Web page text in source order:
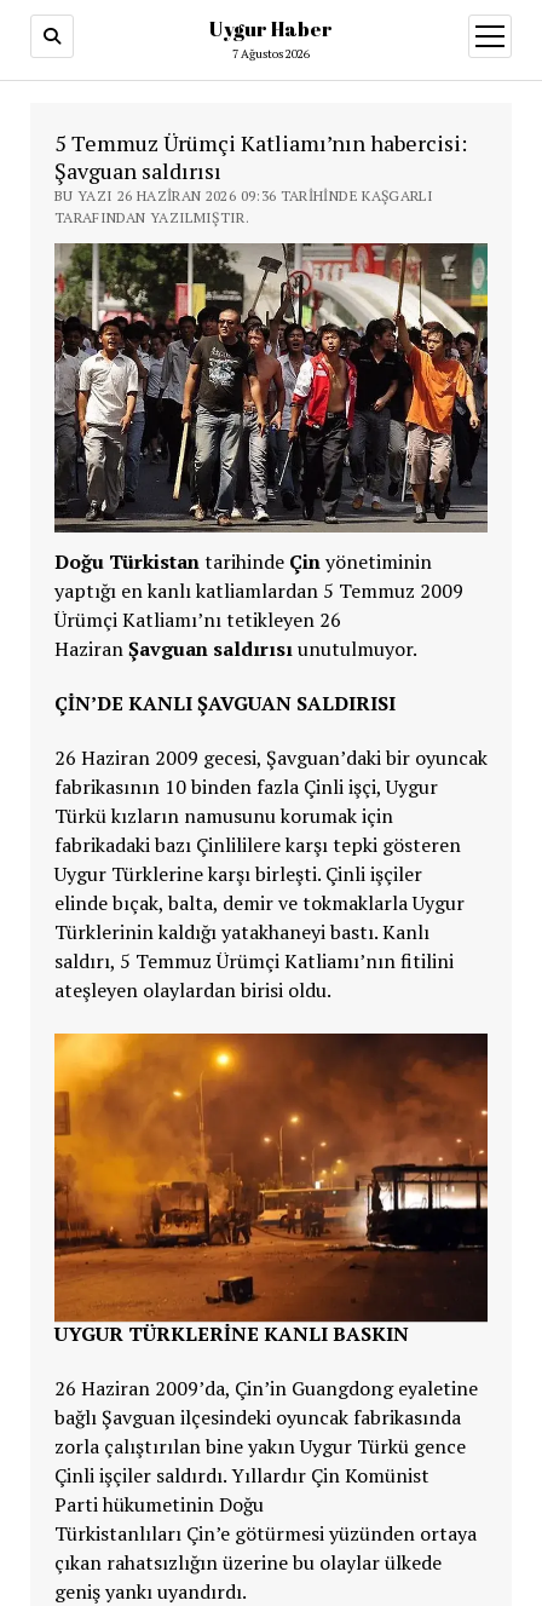
Uygur Haber
7 Ağustos 2026
aç
5 Temmuz Ürümçi Katliamı’nın habercisi:
Şavguan saldırısı
BU YAZI 26 HAZIRAN 2026 09:36 TARIHINDE KAŞGARLI
TARAFINDAN YAZILMIŞTIR.
Doğu Türkistantarihinde Çinyönetiminin
yaptığı en kanlı katliamlardan 5 Temmuz 2009
Ürümçi Katliamı’nı tetikleyen 26
HaziranŞavguan saldırısıunutulmuyor.
ÇİN’DE KANLIŞAVGUAN SALDIRISI
26 Haziran 2009 gecesi, Şavguan’daki bir oyuncak
fabrikasının 10 binden fazla Çinli işçi, Uygur
Türkü kızların namusunu korumak için
fabrikadaki bazı Çinlililere karşı tepki gösteren
Uygur Türklerine karşı birleşti. Çinli işçiler
elinde bıçak, balta, demir ve tokmaklarla Uygur
Türklerinin kaldığı yatakhaneyi bastı. Kanlı
saldırı, 5 Temmuz Ürümçi Katliamı’nın fitilini
ateşleyen olaylardan birisi oldu.
UYGUR TÜRKLERİNE KANLI BASKIN
26 Haziran 2009’da, Çin’in Guangdong eyaletine
bağlı Şavguan ilçesindeki oyuncak fabrikasında
zorla çalıştırılan bine yakın Uygur Türkü gence
Çinli işçiler saldırdı. Yıllardır Çin Komünist
Parti hükumetinin Doğu
Türkistanlıları Çin’e götürmesi yüzünden ortaya
çıkan rahatsızlığın üzerine bu olaylar ülkede
geniş yankı uyandırdı.